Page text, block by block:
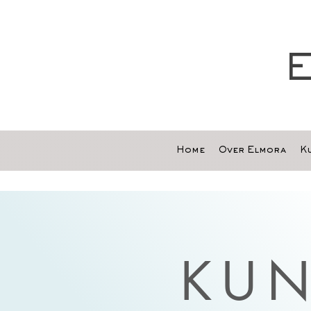
Home Over Elmora